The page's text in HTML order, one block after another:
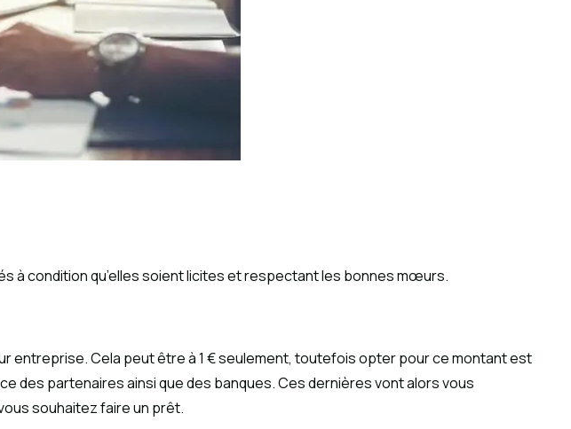
à condition qu’elles soient licites et respectant les bonnes mœurs.
entreprise. Cela peut être à 1 € seulement, toutefois opter pour ce montant est
des partenaires ainsi que des banques. Ces dernières vont alors vous
souhaitez faire un prêt.